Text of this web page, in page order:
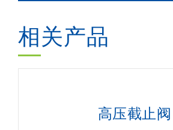
相关产品
高压截止阀